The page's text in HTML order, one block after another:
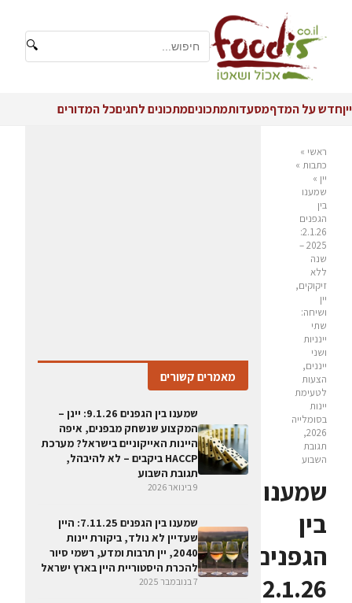
🔍
ייןחדש על המדףמסעדותמתכוניםמתכונים לחגיםכל המדורים
ראשי »
כתבות »
יין »
שמענו
בין
הגפנים
2.1.26:
2025 –
שנה
ללא
זיקוקים,
יין
ושיחה:
שתי
יינניות
ושני
ייננים,
הצעות
לטעימת
יינות
בסומלייה
2026,
תגובת
השבוע
שמענו
בין
הגפנים
מאמרים קשורים
שמענו בין הגפנים 9.1.26: יינן –
המקצוע שנשחק מבפנים, איפה
היינות האייקוניים בישראל? מערכת
HACCP ביקבים – לא להיבהל,
תגובת השבוע
9 בינואר 2026
שמענו בין הגפנים 7.11.25: היין
שעדיין לא נולד, ביקורת יינות
2040, יין תרבות ומדע, רשמי סיור
להכרת היסטוריית היין בארץ ישראל
7 בנובמבר 2025